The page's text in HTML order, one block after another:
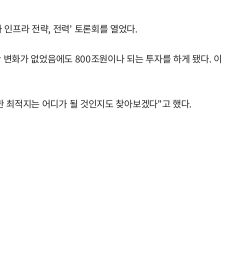
프라 전략, 전력' 토론회를 열었다.
화가 없었음에도 800조원이나 되는 투자를 하게 됐다. 이
적지는 어디가 될 것인지도 찾아보겠다"고 했다.